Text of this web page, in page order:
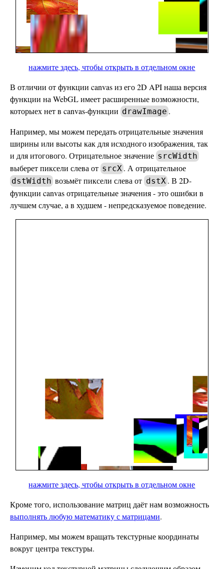
нажмите здесь, чтобы открыть в отдельном окне
В отличии от функции canvas из его 2D API наша версия
функции на WebGL имеет расширенные возможности,
которыех нет в canvas-функции drawImage .
Например, мы можем передать отрицательные значения
ширины или высоты как для исходного изображения, так
и для итогового. Отрицательное значение srcWidth
выберет пиксели слева от srcX . А отрицательное
dstWidth возьмёт пиксели слева от dstX. В 2D-
функции canvas отрицательные значения - это ошибки в
лучшем случае, а в худшем - непредсказуемое поведение.
нажмите здесь, чтобы открыть в отдельном окне
Кроме того, использование матриц даёт нам возможность
выполнять любую математику с матрицами.
Например, мы можем вращать текстурные координаты
вокруг центра текстуры.